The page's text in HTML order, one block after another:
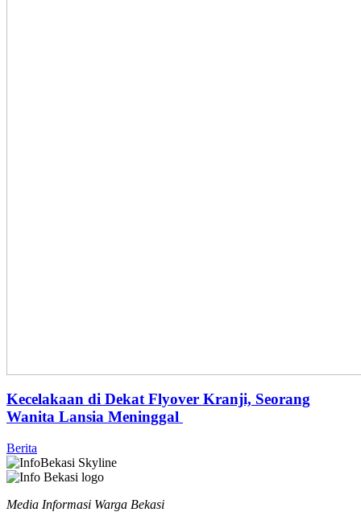
Kecelakaan di Dekat Flyover Kranji, Seorang
Wanita Lansia Meninggal
Berita
Media Informasi Warga Bekasi